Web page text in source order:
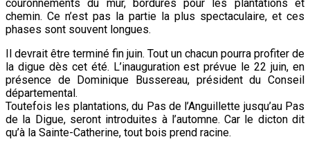
couronnements du mur, bordures pour les plantations et
chemin. Ce n’est pas la partie la plus spectaculaire, et ces
phases sont souvent longues.
Il devrait être terminé fin juin. Tout un chacun pourra profiter de
la digue dès cet été. L’inauguration est prévue le 22 juin, en
présence de Dominique Bussereau, président du Conseil
départemental.
Toutefois les plantations, du Pas de l’Anguillette jusqu’au Pas
de la Digue, seront introduites à l’automne. Car le dicton dit
qu’à la Sainte-Catherine, tout bois prend racine.